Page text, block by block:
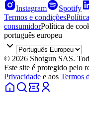
Instagram Spotify
Termos e condições
consumidorPolítica de
português europeu
© 2026 Shotgun SAS.
Este site é protegido pelo
Privacidade e aos Termos